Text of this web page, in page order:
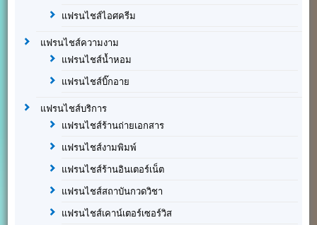
แฟรนไชส์ไอศครีม
แฟรนไชส์ความงาม
แฟรนไชส์น้ำหอม
แฟรนไชส์บิ๊กอาย
แฟรนไชส์บริการ
แฟรนไชส์ร้านถ่ายเอกสาร
แฟรนไชส์งามพิมพ์
แฟรนไชส์ร้านอินเตอร์เน็ต
แฟรนไชส์สถาบันกวดวิชา
แฟรนไชส์เคาน์เตอร์เซอร์วิส